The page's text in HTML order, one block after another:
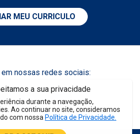
a sua privacidade
durante a navegação,
Ao continuar no site, consideramos
com nossa Política de Privacidade.
MEU CURRICULO
nossas redes sociais: